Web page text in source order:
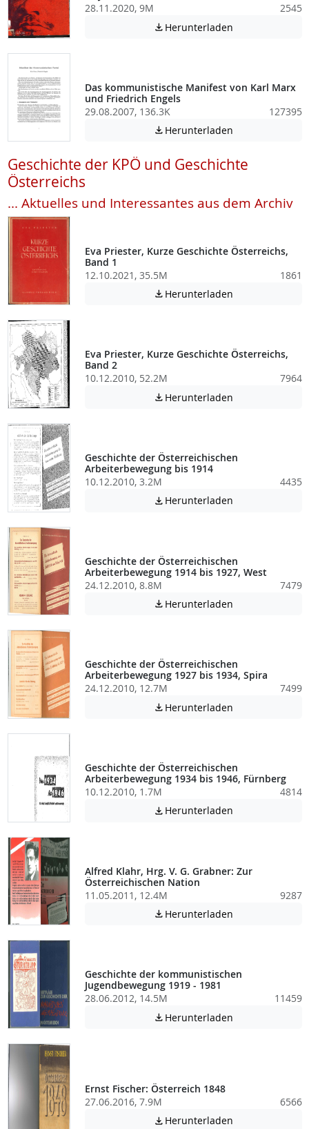
28.11.2020, 9M
2545
 Herunterladen
Das kommunistische Manifest von Karl Marx
und Friedrich Engels
29.08.2007, 136.3K
127395
 Herunterladen
Geschichte der KPÖ und Geschichte
Österreichs
... Aktuelles und Interessantes aus dem Archiv
Eva Priester, Kurze Geschichte Österreichs,
Band 1
12.10.2021, 35.5M
1861
 Herunterladen
Eva Priester, Kurze Geschichte Österreichs,
Band 2
10.12.2010, 52.2M
7964
 Herunterladen
Geschichte der Österreichischen
Arbeiterbewegung bis 1914
10.12.2010, 3.2M
4435
 Herunterladen
Geschichte der Österreichischen
Arbeiterbewegung 1914 bis 1927, West
24.12.2010, 8.8M
7479
 Herunterladen
Geschichte der Österreichischen
Arbeiterbewegung 1927 bis 1934, Spira
24.12.2010, 12.7M
7499
 Herunterladen
Geschichte der Österreichischen
Arbeiterbewegung 1934 bis 1946, Fürnberg
10.12.2010, 1.7M
4814
 Herunterladen
Alfred Klahr, Hrg. V. G. Grabner: Zur
Österreichischen Nation
11.05.2011, 12.4M
9287
 Herunterladen
Geschichte der kommunistischen
Jugendbewegung 1919 - 1981
28.06.2012, 14.5M
11459
 Herunterladen
Ernst Fischer: Österreich 1848
27.06.2016, 7.9M
6566
 Herunterladen